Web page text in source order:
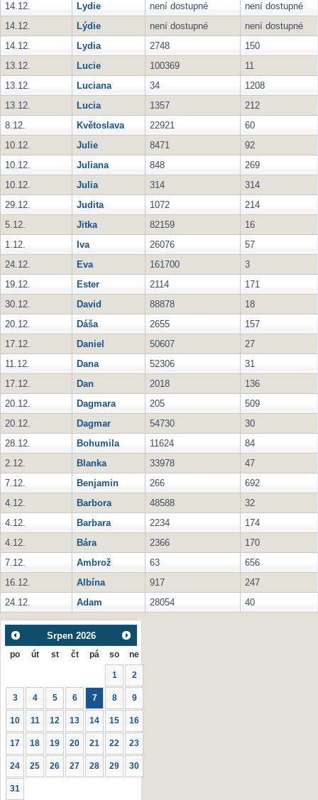
14.12.
Lydie není dostupné
není dostupné
14.12.
Lýdie není dostupné
není dostupné
14.12.
Lydia 2748
150
13.12.
Lucie 100369
11
13.12.
Luciana 34
1208
13.12.
Lucia 1357
212
8.12.
Květoslava 22921
60
10.12.
Julie 8471
92
10.12.
Juliana 848
269
10.12.
Julia 314
314
29.12.
Judita 1072
214
5.12.
Jitka 82159
16
1.12.
Iva 26076
57
24.12.
Eva 161700
3
19.12.
Ester 2114
171
30.12.
David 88878
18
20.12.
Dáša 2655
157
17.12.
Daniel 50607
27
11.12.
Dana 52306
31
17.12.
Dan 2018
136
20.12.
Dagmara 205
509
20.12.
Dagmar 54730
30
28.12.
Bohumila 11624
84
2.12.
Blanka 33978
47
7.12.
Benjamin 266
692
4.12.
Barbora 48588
32
4.12.
Barbara 2234
174
4.12.
Bára 2366
170
7.12.
Ambrož 63
656
16.12.
Albína 917
247
24.12.
Adam 28054 40
Srpen 2026
po út st čt pá so ne
1 2
3 4 5 6 7 8 9
10 11 12 13 14 15 16
17 18 19 20 21 22 23
24 25 26 27 28 29 30
31